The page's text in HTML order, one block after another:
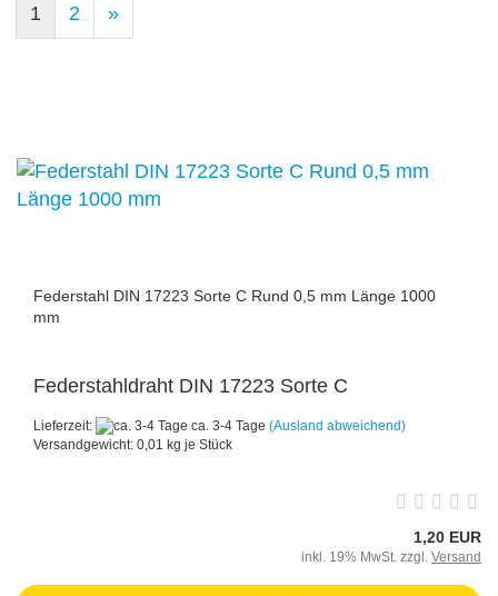
1 2 »
Federstahl DIN 17223 Sorte C Rund 0,5 mm Länge 1000
mm
Federstahldraht DIN 17223 Sorte C
Lieferzeit: ca. 3-4 Tage (Ausland abweichend)
Versandgewicht: 0,01 kg je Stück
1,20 EUR
inkl. 19% MwSt. zzgl. Versand